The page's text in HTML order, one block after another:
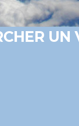
UN